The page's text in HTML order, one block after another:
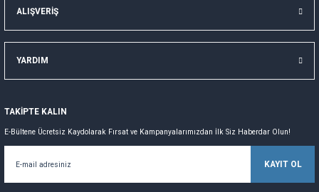
ALIŞVERİŞ
YARDIM
TAKİPTE KALIN
E-Bültene Ücretsiz Kaydolarak Fırsat ve Kampanyalarımızdan İlk Siz Haberdar Olun!
KAYIT OL